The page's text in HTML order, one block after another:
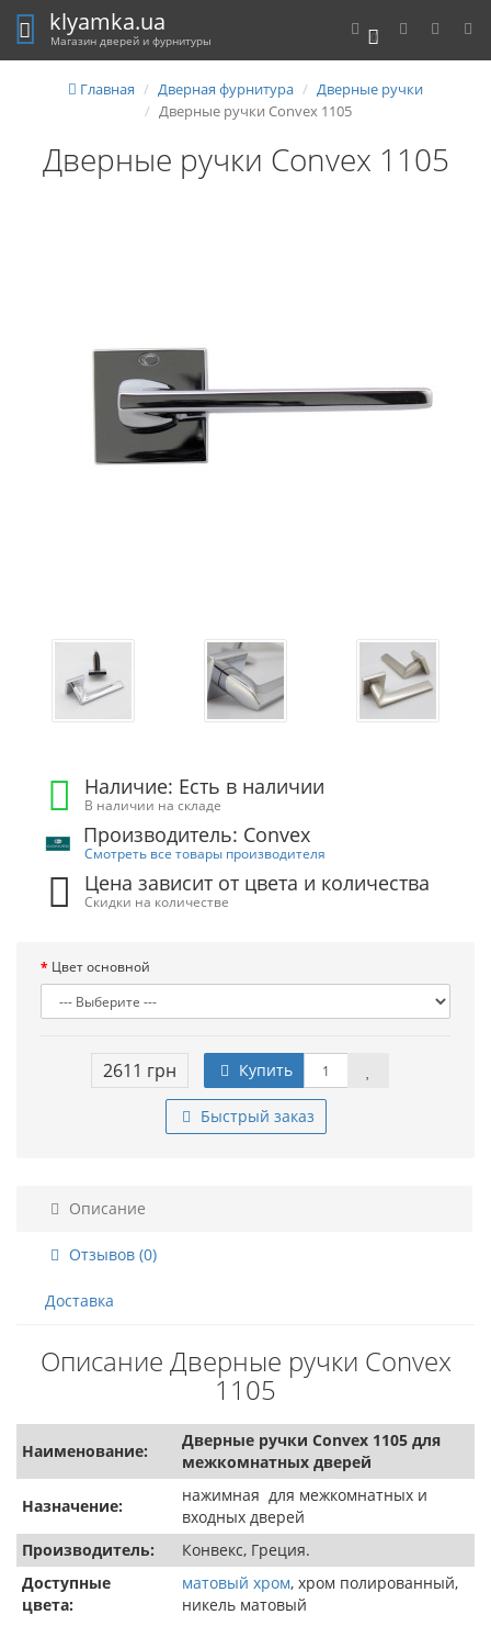
0
klyamka.ua
Магазин дверей и фурнитуры
Главная Дверная фурнитура
Дверные ручки
Дверные ручки Convex 1105
Дверные ручки Convex 1105
Наличие: Есть в наличии
В наличии на складе
Производитель: Convex
Смотреть все товары производителя
Цена зависит от цвета и количества
Скидки на количестве
Цвет основной
2611 грн Купить
Быстрый заказ
Описание
Отзывов (0)
Доставка
Описание Дверные ручки Convex
1105
Наименование:
Дверные ручки Convex 1105 для
межкомнатных дверей
Назначение:
нажимная для межкомнатных и
входных дверей
Производитель:
Конвекс, Греция.
Доступные
цвета:
матовый хром, хром полированный,
никель матовый